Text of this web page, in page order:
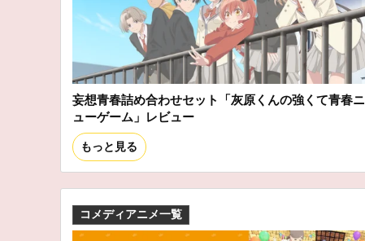
妄想青春詰め合わせセット「灰原くんの強くて青春ニ
ューゲーム」レビュー
もっと見る
コメディアニメ一覧